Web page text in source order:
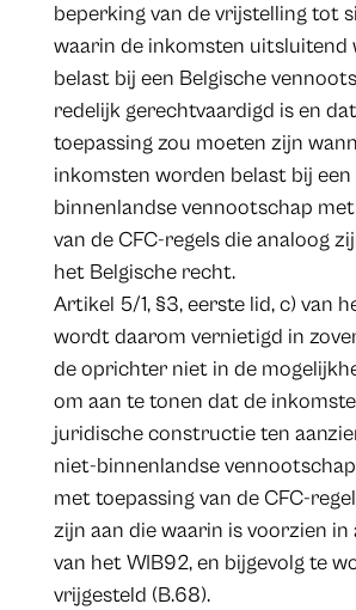
beperking van de vrijstelling tot
waarin de inkomsten uitsluitend
belast bij een Belgische
redelijk gerechtvaardigd is en
toepassing zou moeten zijn
inkomsten worden belast bij
binnenlandse vennootschap
van de CFC-regels die analoog
het Belgische recht.
Artikel 5/1, §3, eerste lid, c) van
wordt daarom vernietigd in
de oprichter niet in de
om aan te tonen dat de
juridische constructie ten
niet-binnenlandse
met toepassing van de CFC-
zijn aan die waarin is voorzien
van het WIB92, en bijgevolg te
vrijgesteld (B.68).